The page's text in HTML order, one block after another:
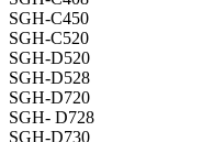
SGH-C450
SGH-C520
SGH-D520
SGH-D528
SGH-D720
SGH- D728
SGH-D730